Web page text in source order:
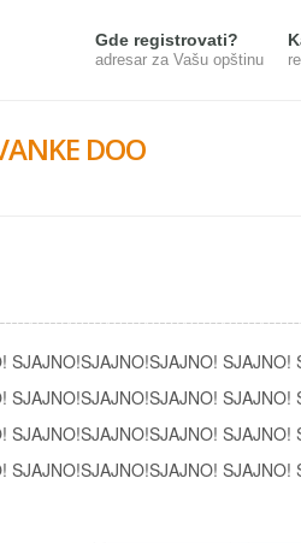
Gde registrovati?
adresar za Vašu opštinu
DOO
SJAJNO!SJAJNO!SJAJNO! SJAJNO!
SJAJNO!SJAJNO!SJAJNO! SJAJNO!
SJAJNO!SJAJNO!SJAJNO! SJAJNO!
SJAJNO!SJAJNO!SJAJNO! SJAJNO!